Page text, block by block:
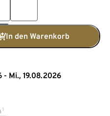
In den Warenkorb
- Mi., 19.08.2026